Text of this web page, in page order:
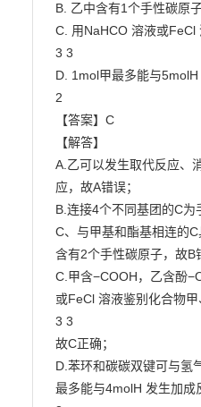
B. 乙中含有1个手性碳原
C. 用NaHCO 溶液或FeCl
3 3
D. 1mol甲最多能与
2
【答案】C
【解答】
A.乙可以发生取代反应、
应，故A错误；
B.连接4个不同基团的C
C、与甲基和酯基相连的C
含有2个手性碳原子，故B
C.甲含−COOH，乙含酚
或FeCl 溶液鉴别化合物甲
3 3
故C正确；
D.苯环和碳碳双键可与氢
最多能与4molH 发生加成